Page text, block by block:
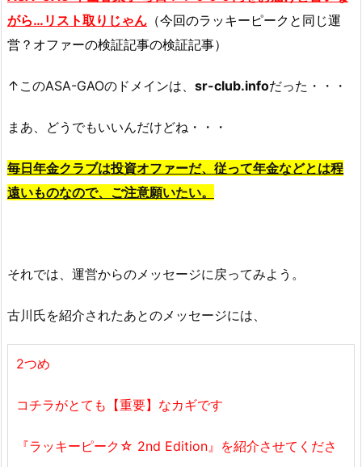
がら…リスト取りじゃん （今回のラッキーピークと同じ運
営？オファーの検証記事の検証記事）
↑このASA-GAOのドメインは、 sr-club.infoだった・・・
まあ、どうでもいいんだけどね・・・
毎日年金クラブは投資オファーだ、従って年金などとは程
遠いものなので、ご注意願いたい。
それでは、運営からのメッセージに戻ってみよう。
古川氏を紹介されたあとのメッセージには、
2つめ
コチラがとても【重要】なカギです
『ラッキーピーク☆ 2nd Edition』を紹介させてくださ